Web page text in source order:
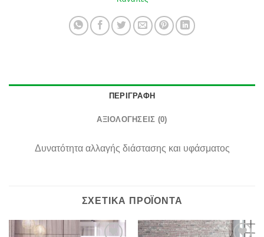
ΠΕΡΙΓΡΑΦΉ
ΑΞΙΟΛΟΓΉΣΕΙΣ (0)
Δυνατότητα αλλαγής διάστασης και υφάσματος
ΣΧΕΤΙΚΆ ΠΡΟΪΌΝΤΑ